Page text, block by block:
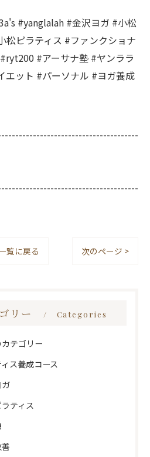
#yanglalah #金沢ヨガ #小松
松ピラティス #ファンクショナ
#アーサナ塾 #ヤンララ
エット #パーソナル #ヨガ養成
覧に戻る 次のページ >
リー Categories
テゴリー
ス養成コース
ティス